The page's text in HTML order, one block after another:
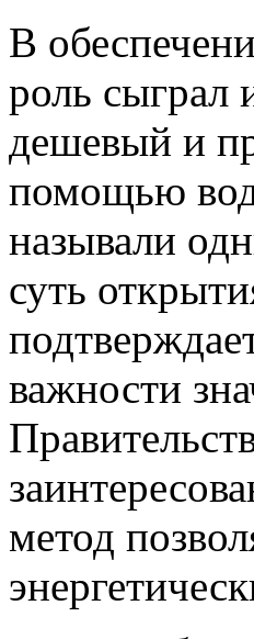
В
роль сыграл
дешевый и
помощью
называли
суть
важности
метод